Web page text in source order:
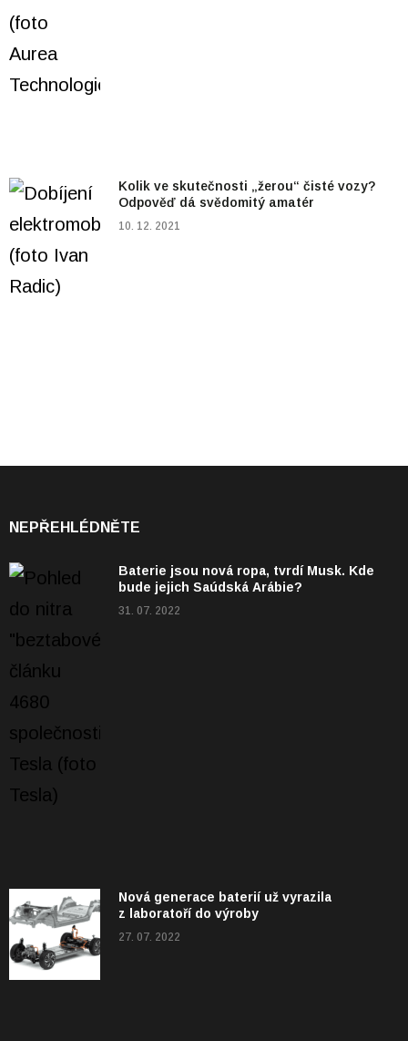
Kolik ve skutečnosti „žerou“ čisté vozy?
Odpověď dá svědomitý amatér
10. 12. 2021
NEPŘEHLÉDNĚTE
Baterie jsou nová ropa, tvrdí Musk. Kde
bude jejich Saúdská Arábie?
31. 07. 2022
Nová generace baterií už vyrazila
z laboratoří do výroby
27. 07. 2022